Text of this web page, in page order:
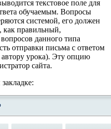
текстовое поле для
обучаемым. Вопросы
системой, его должен
как правильный,
данного типа
отправки письма с ответом
автору урока). Эту опцию
сайта.